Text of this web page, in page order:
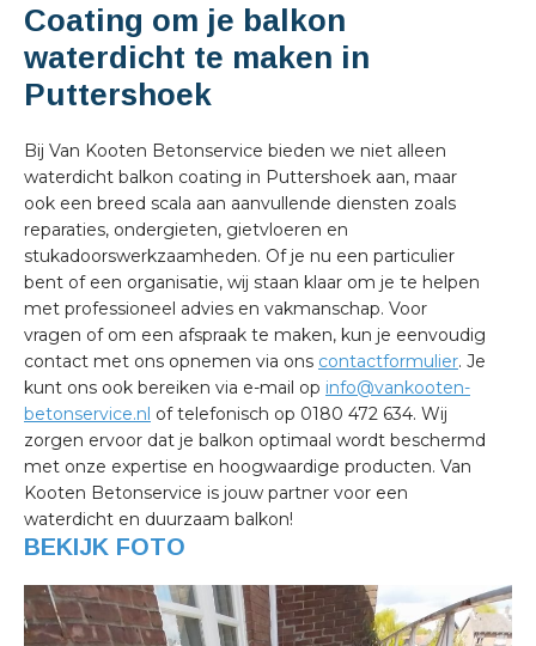
Coating om je balkon
waterdicht te maken in
Puttershoek
Bij Van Kooten Betonservice bieden we niet alleen
waterdicht balkon coating in Puttershoek aan, maar
ook een breed scala aan aanvullende diensten zoals
reparaties, ondergieten, gietvloeren en
stukadoorswerkzaamheden. Of je nu een particulier
bent of een organisatie, wij staan klaar om je te helpen
met professioneel advies en vakmanschap. Voor
vragen of om een afspraak te maken, kun je eenvoudig
contact met ons opnemen via ons contactformulier. Je
kunt ons ook bereiken via e-mail op info@vankooten-
betonservice.nl of telefonisch op 0180 472 634. Wij
zorgen ervoor dat je balkon optimaal wordt beschermd
met onze expertise en hoogwaardige producten. Van
Kooten Betonservice is jouw partner voor een
waterdicht en duurzaam balkon!
BEKIJK FOTO